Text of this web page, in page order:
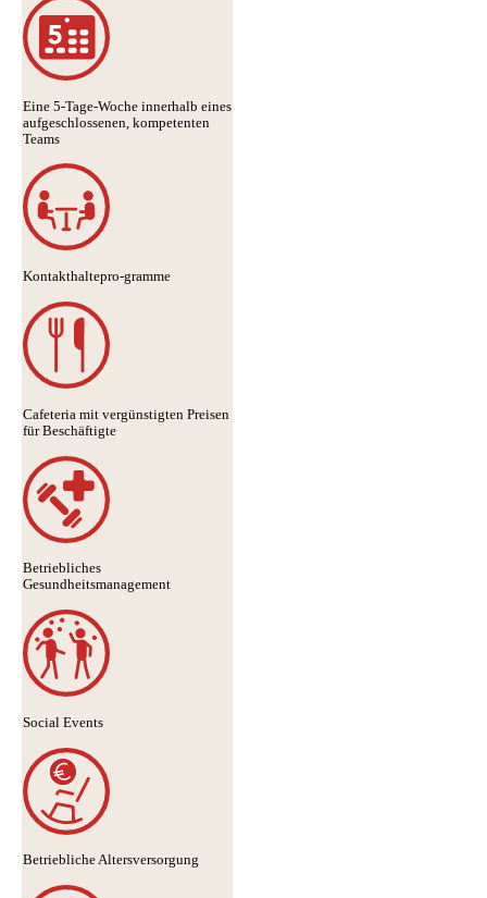
Eine 5-Tage-Woche innerhalb eines
aufgeschlossenen, kompetenten
Teams
Kontakthaltepro-gramme
Cafeteria mit vergünstigten Preisen
für Beschäftigte
Betriebliches
Gesundheitsmanagement
Social Events
Betriebliche Altersversorgung